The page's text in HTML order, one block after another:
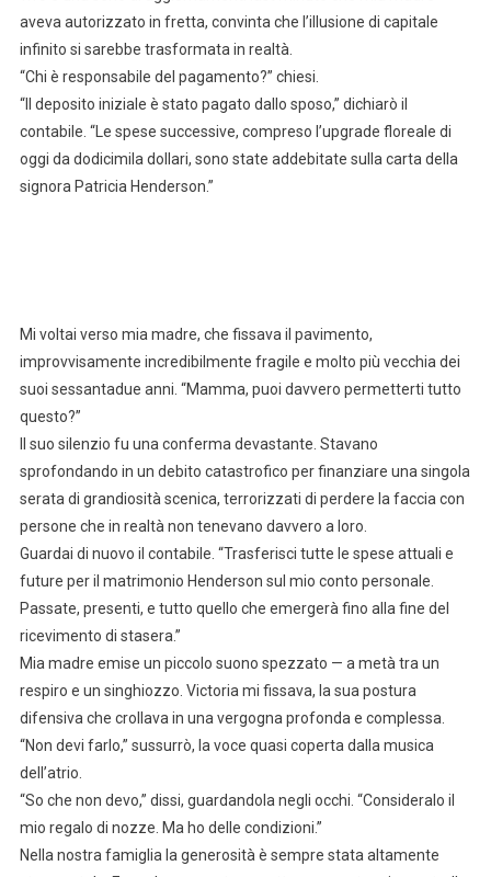
aveva autorizzato in fretta, convinta che l’illusione di capitale
infinito si sarebbe trasformata in realtà.
“Chi è responsabile del pagamento?” chiesi.
“Il deposito iniziale è stato pagato dallo sposo,” dichiarò il
contabile. “Le spese successive, compreso l’upgrade floreale di
oggi da dodicimila dollari, sono state addebitate sulla carta della
signora Patricia Henderson.”
Mi voltai verso mia madre, che fissava il pavimento,
improvvisamente incredibilmente fragile e molto più vecchia dei
suoi sessantadue anni. “Mamma, puoi davvero permetterti tutto
questo?”
Il suo silenzio fu una conferma devastante. Stavano
sprofondando in un debito catastrofico per finanziare una singola
serata di grandiosità scenica, terrorizzati di perdere la faccia con
persone che in realtà non tenevano davvero a loro.
Guardai di nuovo il contabile. “Trasferisci tutte le spese attuali e
future per il matrimonio Henderson sul mio conto personale.
Passate, presenti, e tutto quello che emergerà fino alla fine del
ricevimento di stasera.”
Mia madre emise un piccolo suono spezzato — a metà tra un
respiro e un singhiozzo. Victoria mi fissava, la sua postura
difensiva che crollava in una vergogna profonda e complessa.
“Non devi farlo,” sussurrò, la voce quasi coperta dalla musica
dell’atrio.
“So che non devo,” dissi, guardandola negli occhi. “Consideralo il
mio regalo di nozze. Ma ho delle condizioni.”
Nella nostra famiglia la generosità è sempre stata altamente